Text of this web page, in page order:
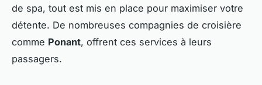
de spa, tout est mis en place pour maximiser votre
détente. De nombreuses compagnies de croisière
comme Ponant, offrent ces services à leurs
passagers.